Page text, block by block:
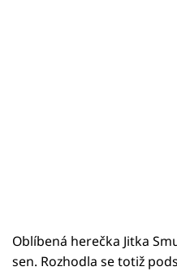
Oblíbená herečka Jitka
sen. Rozhodla se totiž